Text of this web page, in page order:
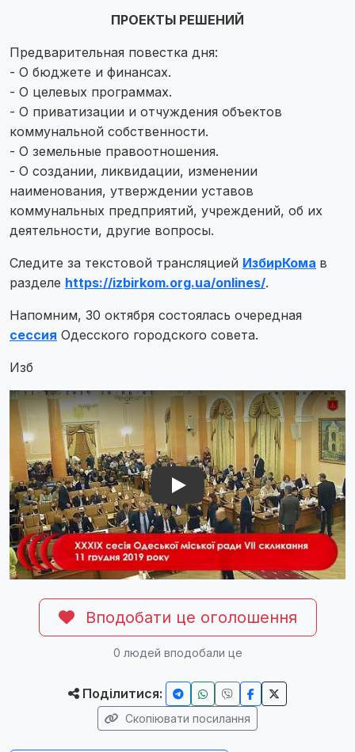
ПРОЕКТЫ РЕШЕНИЙ
Предварительная повестка дня:
- О бюджете и финансах.
- О целевых программах.
- О приватизации и отчуждения объектов
коммунальной собственности.
- О земельные правоотношения.
- О создании, ликвидации, изменении
наименования, утверждении уставов
коммунальных предприятий, учреждений, об их
деятельности, другие вопросы.
Следите за текстовой трансляцией ИзбирКома в
разделе https://izbirkom.org.ua/onlines/.
Напомним, 30 октября состоялась очередная
сессия Одесского городского совета.
Изб
Play Video: Play Video: YouTube video 9wkrEipZnL0
Вподобати це оголошення
0 людей вподобали це
Поділитися:
Скопіювати посилання